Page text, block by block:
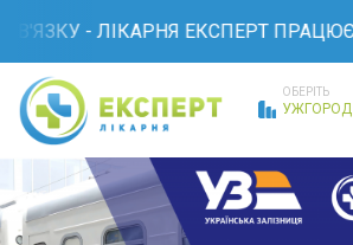
- ЛІКАРНЯ ЕКСПЕРТ ПРАЦЮЄ 24/7
ОБЕРІТЬ
УЖГОРОД